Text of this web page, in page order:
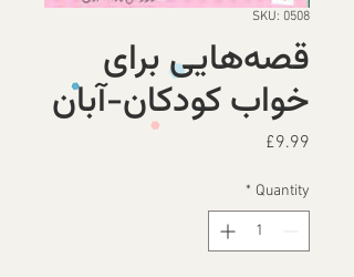
SKU: 0508
قصه‌هایی برای
خواب کودکان-آبان
£9.99
Quantity
*